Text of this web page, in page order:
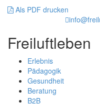
Als PDF drucken
Freiluftleben
Erlebnis
Pädagogik
Gesundheit
Beratung
B2B